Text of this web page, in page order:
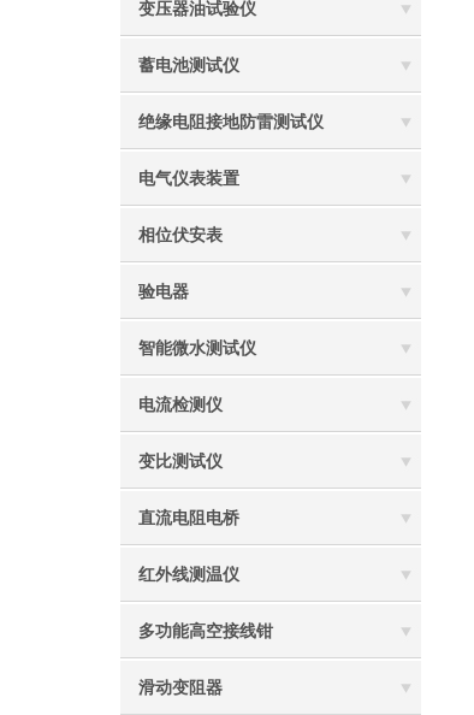
变压器油试验仪
蓄电池测试仪
绝缘电阻接地防雷测试仪
电气仪表装置
相位伏安表
验电器
智能微水测试仪
电流检测仪
变比测试仪
直流电阻电桥
红外线测温仪
多功能高空接线钳
滑动变阻器